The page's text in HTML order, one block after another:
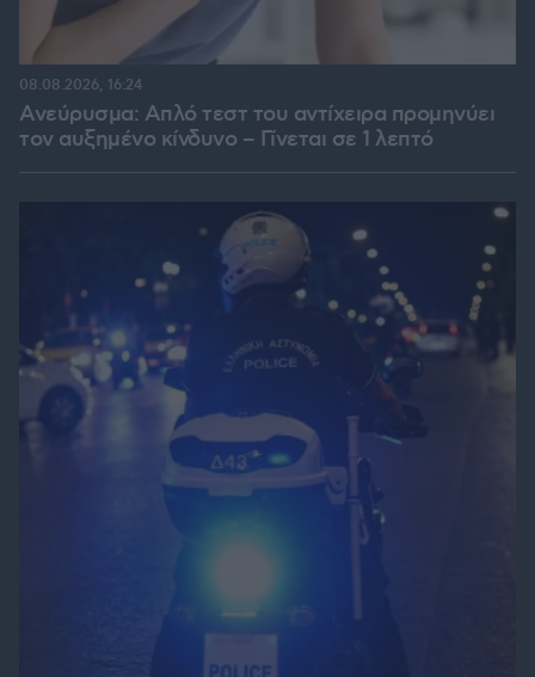
Ανεύρυσμα: Απλό τεστ του αντίχειρα προμηνύει
τον αυξημένο κίνδυνο – Γίνεται σε 1 λεπτό
08.08.2026, 16:24